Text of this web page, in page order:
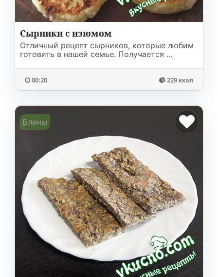
Сырники с изюмом
Отличный рецепт сырников, которые любим
готовить в нашей семье. Получается ...
00:20 229 ккал
Блины